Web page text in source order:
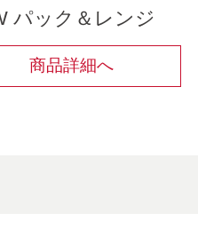
パック＆レンジ
商品詳細へ